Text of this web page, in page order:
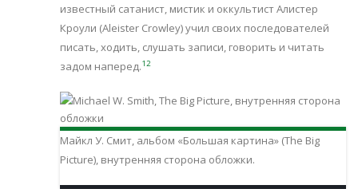
известный сатанист, мистик и оккультист Алистер
Кроули (Aleister Crowley) учил своих последователей
писать, ходить, слушать записи, говорить и читать
задом наперед.12
Майкл У. Смит, альбом «Большая картина» (The Big
Picture), внутренняя сторона обложки.